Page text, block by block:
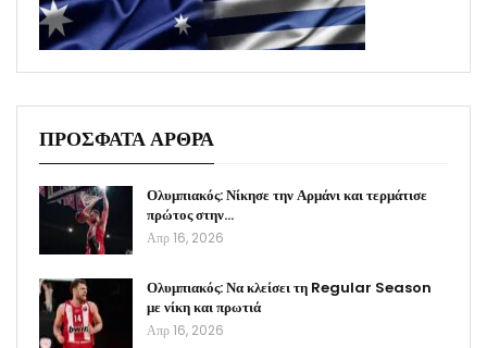
ΠΡΟΣΦΑΤΑ ΑΡΘΡΑ
Ολυμπιακός: Νίκησε την Αρμάνι και τερμάτισε
πρώτος στην…
Απρ 16, 2026
Ολυμπιακός: Να κλείσει τη Regular Season
με νίκη και πρωτιά
Απρ 16, 2026